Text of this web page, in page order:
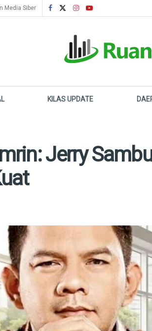
Media Siber
KILAS UPDATE
Jerry